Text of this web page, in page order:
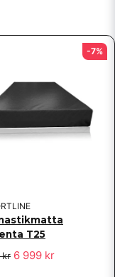
T25
kr 6 999 kr
-7%